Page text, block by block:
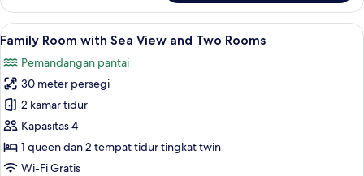
Double
Room
with
Beautiful
Big
Terrace
Lihat
semua
foto
untuk
Family
Room
with
Sea
Busa memori, minibar, setrika/meja
12
Family Room with Sea View and Two Rooms
Pemandangan pantai
30 meter persegi
2 kamar tidur
Kapasitas 4
1 queen dan 2 tempat tidur tingkat twin
Wi-Fi Gratis